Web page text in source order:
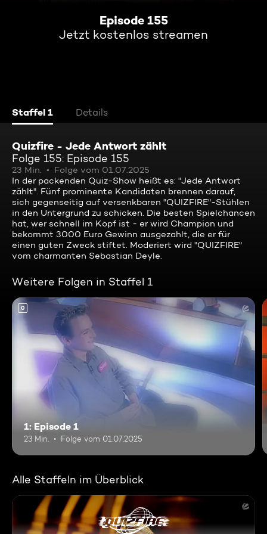
Episode 155
Jetzt kostenlos streamen
Staffel 1 Details
Quizfire - Jede Antwort zählt
Folge 155: Episode 155
23 Min.
Folge vom 01.07.2025
In der packenden Quiz-Show heißt es: "Jede Antwort
zählt". Fünf prominente Kandidaten brennen darauf,
sich gegenseitig auf versenkbaren "QUIZFIRE"-Stühlen
in den Untergrund zu schicken. Die besten Spielchancen
hat, wer schnell im Kopf ist - er wird Champion und
bekommt 3000 Euro Gewinn ausgezahlt, die er für
einen guten Zweck stiftet. Moderiert wird "QUIZFIRE"
vom charmanten Sebastian Deyle.
Weitere Folgen in Staffel 1
0
1: Episode 1
23 Min. Folge vom 01.07.2025
Alle Staffeln im Überblick